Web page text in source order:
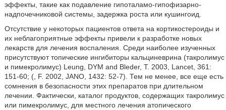
эффекты, такие как подавление гипоталамо-гипофизарно-
надпочечниковой системы, задержка роста или кушингоид.
Отсутствие у некоторых пациентов ответа на кортикостероиды и
их неблагоприятные эффекты привели к разработке новых
лекарств для лечения воспаления. Среди наиболее изученных
присутствуют топические ингибиторы кальциневрина (такролимус
и пимекролимус) Leung, DYM and Bleder, Т. 2003, Lancet, 361:
151-60; (, F. 2002, JANO, 1432: 52-7). Тем не менее, все еще есть
сомнения в безопасности этих препаратов при длительном
лечении. Фактически, каталог продуктов, содержащих такролимус
или пимекролимус, для местного лечения атопического